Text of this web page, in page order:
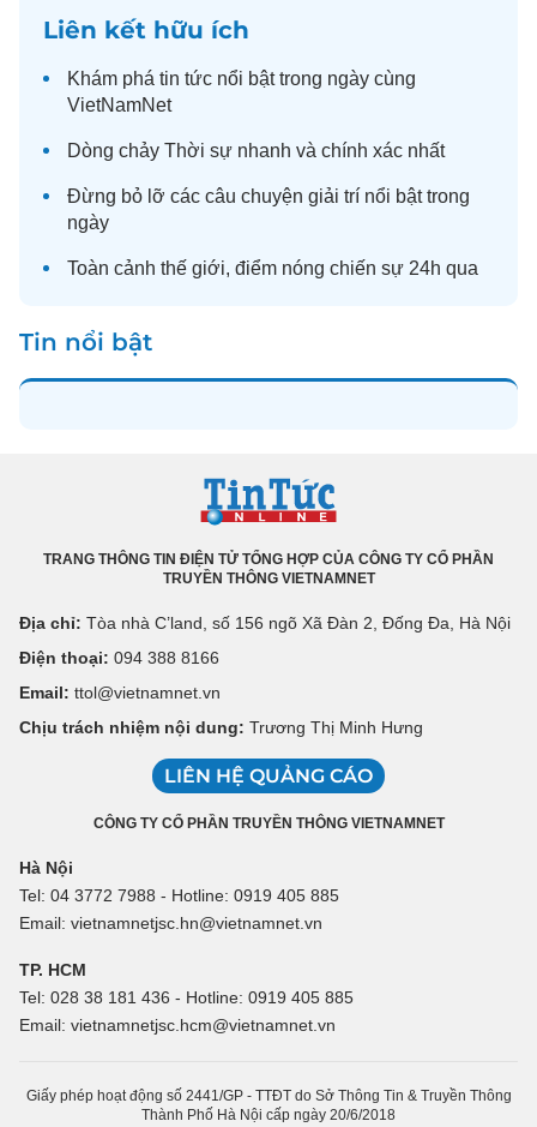
Liên kết hữu ích
Khám phá tin tức nổi bật trong ngày cùng
VietNamNet
Dòng chảy Thời sự nhanh và chính xác nhất
Đừng bỏ lỡ các câu chuyện giải trí nổi bật trong
ngày
Toàn cảnh thế giới, điểm nóng chiến sự 24h qua
Tin nổi bật
TRANG THÔNG TIN ĐIỆN TỬ TỔNG HỢP CỦA CÔNG TY CỔ PHẦN
TRUYỀN THÔNG VIETNAMNET
Địa chỉ: Tòa nhà C’land, số 156 ngõ Xã Đàn 2, Đống Đa, Hà Nội
Điện thoại: 094 388 8166
Email: ttol@vietnamnet.vn
Chịu trách nhiệm nội dung: Trương Thị Minh Hưng
LIÊN HỆ QUẢNG CÁO
CÔNG TY CỔ PHẦN TRUYỀN THÔNG VIETNAMNET
Hà Nội
Tel: 04 3772 7988 - Hotline: 0919 405 885
Email: vietnamnetjsc.hn@vietnamnet.vn
TP. HCM
Tel: 028 38 181 436 - Hotline: 0919 405 885
Email: vietnamnetjsc.hcm@vietnamnet.vn
Giấy phép hoạt động số 2441/GP - TTĐT do Sở Thông Tin & Truyền Thông
Thành Phố Hà Nội cấp ngày 20/6/2018